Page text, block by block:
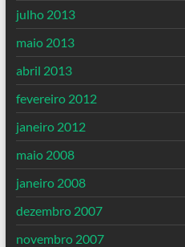
julho 2013
maio 2013
abril 2013
fevereiro 2012
janeiro 2012
maio 2008
janeiro 2008
dezembro 2007
novembro 2007